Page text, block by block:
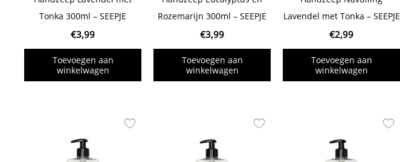
Tonka 300ml – SEEPJE
€3,99
Toevoegen aan
winkelwagen
Rozemarijn 300ml – SEEPJE
€3,99
Toevoegen aan
winkelwagen
Lavendel met Tonka – SEEPJE
€2,99
Toevoegen aan
winkelwagen